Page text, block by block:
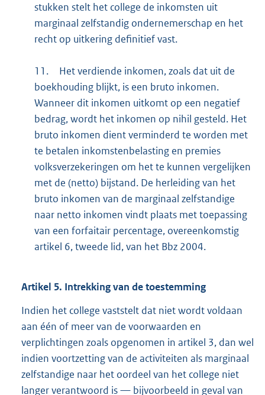
stukken stelt het college de inkomsten uit
marginaal zelfstandig ondernemerschap en het
recht op uitkering definitief vast.
11.
Het verdiende inkomen, zoals dat uit de
boekhouding blijkt, is een bruto inkomen.
Wanneer dit inkomen uitkomt op een negatief
bedrag, wordt het inkomen op nihil gesteld. Het
bruto inkomen dient verminderd te worden met
te betalen inkomstenbelasting en premies
volksverzekeringen om het te kunnen vergelijken
met de (netto) bijstand. De herleiding van het
bruto inkomen van de marginaal zelfstandige
naar netto inkomen vindt plaats met toepassing
van een forfaitair percentage, overeenkomstig
artikel 6, tweede lid, van het Bbz 2004.
Artikel 5. Intrekking van de toestemming
Indien het college vaststelt dat niet wordt voldaan
aan één of meer van de voorwaarden en
verplichtingen zoals opgenomen in artikel 3, dan wel
indien voortzetting van de activiteiten als marginaal
zelfstandige naar het oordeel van het college niet
langer verantwoord is — bijvoorbeeld in geval van